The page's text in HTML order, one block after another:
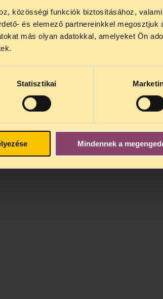
közösségi funkciók biztosításához,
és elemező partnereinkkel megosztjuk
más olyan adatokkal, amelyeket Ön
Statisztikai
Mindennek a
elégedettek, ha szabályozás
hanem a jogok gyakorlását
jogsegélyünk július 27 és
jogsegély
augusztus 25-én